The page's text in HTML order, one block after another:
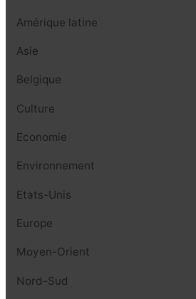
Amérique latine
Asie
Belgique
Culture
Economie
Environnement
Etats-Unis
Europe
Moyen-Orient
Nord-Sud